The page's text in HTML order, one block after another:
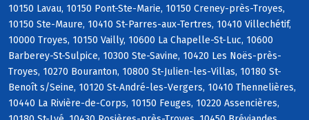
10150 Lavau, 10150 Pont-Ste-Marie, 10150 Creney-près-Troyes,
10150 Ste-Maure, 10410 St-Parres-aux-Tertres, 10410 Villechétif,
10000 Troyes, 10150 Vailly, 10600 La Chapelle-St-Luc, 10600
Barberey-St-Sulpice, 10300 Ste-Savine, 10420 Les Noës-près-
Troyes, 10270 Bouranton, 10800 St-Julien-les-Villas, 10180 St-
Benoît s/Seine, 10120 St-André-les-Vergers, 10410 Thennelières,
10440 La Rivière-de-Corps, 10150 Feuges, 10220 Assencières,